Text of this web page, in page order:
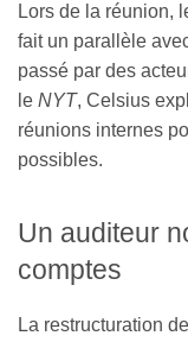
Lors de la réunion,
fait un parallèle
passé par des
le NYT, Celsius
réunions internes
possibles.
Un auditeur
comptes
La restructuration